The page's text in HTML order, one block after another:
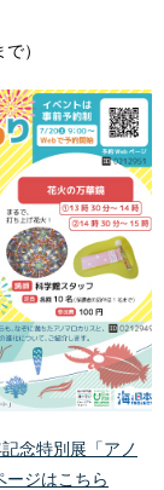
）
念特別展「アノ
ージはこちら